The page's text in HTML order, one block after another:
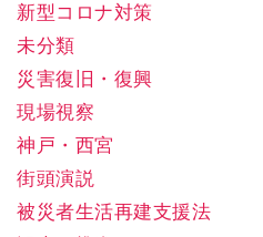
新型コロナ対策
未分類
災害復旧・復興
現場視察
神戸・西宮
街頭演説
被災者生活再建支援法